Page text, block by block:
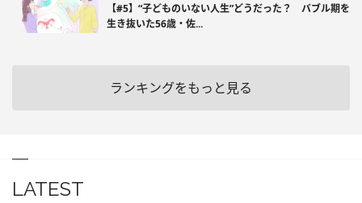
【#5】“子どものいない人生”どうだった？ バブル期を
生き抜いた56歳・佐...
ランキングをもっと見る
LATEST